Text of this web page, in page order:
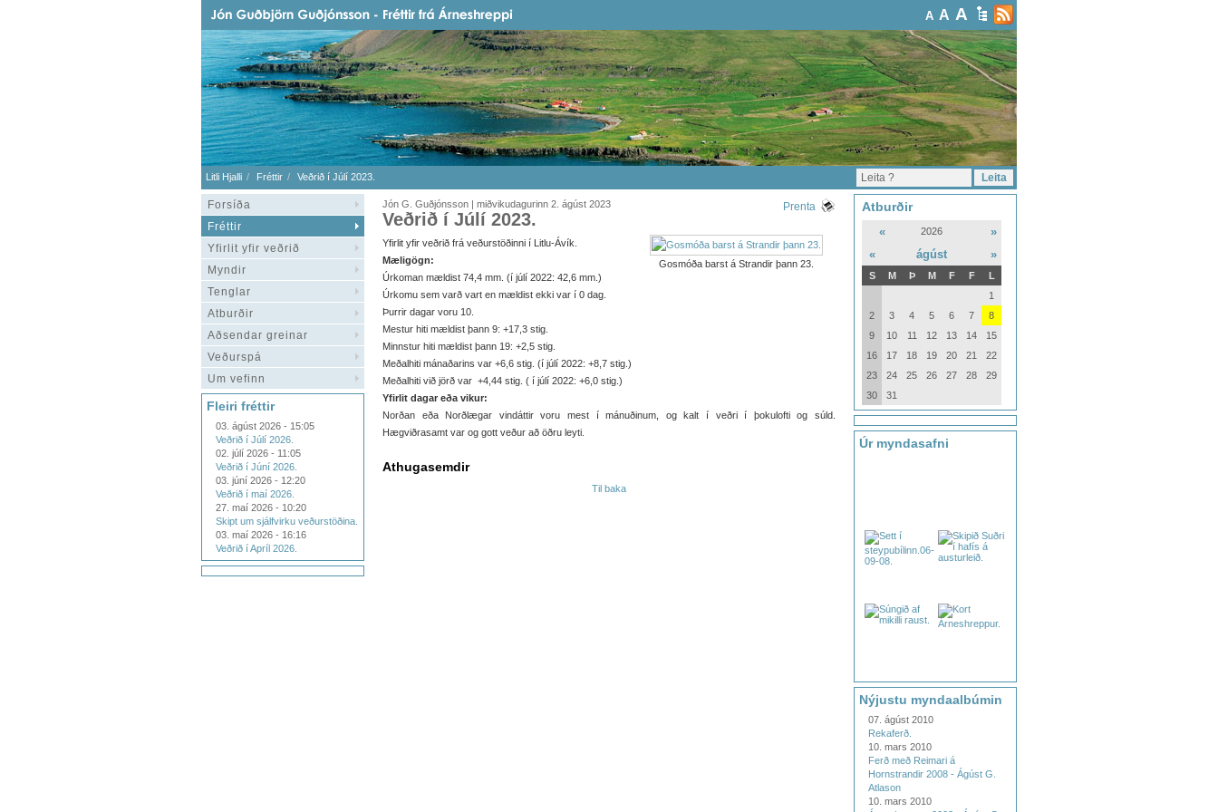
A A A
Litli Hjalli Fréttir Veðrið í Júlí 2023.
Forsíða
Fréttir
Yfirlit yfir veðrið
Myndir
Tenglar
Atburðir
Aðsendar greinar
Veðurspá
Um vefinn
Fleiri fréttir
03. ágúst 2026 - 15:05
Veðrið í Júlí 2026.
02. júlí 2026 - 11:05
Veðrið í Júní 2026.
03. júní 2026 - 12:20
Veðrið í maí 2026.
27. maí 2026 - 10:20
Skipt um sjálfvirku veðurstöðina.
03. maí 2026 - 16:16
Veðrið í Apríl 2026.
Jón G. Guðjónsson | miðvikudagurinn 2. ágúst 2023 Prenta
Veðrið í Júlí 2023.
Gosmóða barst á Strandir þann 23.
Yfirlit yfir veðrið frá veðurstöðinni í Litlu-Ávík.
Mæligögn:
Úrkoman mældist 74,4 mm. (í júlí 2022: 42,6 mm.)
Úrkomu sem varð vart en mældist ekki var í 0 dag.
Þurrir dagar voru 10.
Mestur hiti mældist þann 9: +17,3 stig.
Minnstur hiti mældist þann 19: +2,5 stig.
Meðalhiti mánaðarins var +6,6 stig. (í júlí 2022: +8,7 stig.)
Meðalhiti við jörð var +4,44 stig. ( í júlí 2022: +6,0 stig.)
Yfirlit dagar eða vikur:
Norðan eða Norðlægar vindáttir voru mest í mánuðinum, og kalt í veðri í þokulofti og súld.
Hægviðrasamt var og gott veður að öðru leyti.
Athugasemdir
Til baka
Atburðir
« 2026
»
«
ágúst »
S M Þ M F F
L
1
2
3 4 5 6 7
8
9
10 11 12 13 14
15
16
17 18 19 20 21
22
23
24 25 26 27 28
29
30
31
Úr myndasafni
Nýjustu myndaalbúmin
07. ágúst 2010
Rekaferð.
10. mars 2010
Ferð með Reimari á
Hornstrandir 2008 - Ágúst G.
Atlason
10. mars 2010